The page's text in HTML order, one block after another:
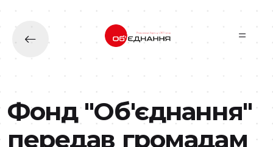
Перейти до основного вмісту
Фонд "Об'єднання"
передав громадам